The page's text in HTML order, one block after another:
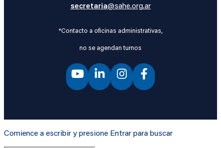
secretaria@sahe.org.ar
*Contacto a oficinas administrativas,
no se agendan turnos
Comience a escribir y presione Entrar para buscar